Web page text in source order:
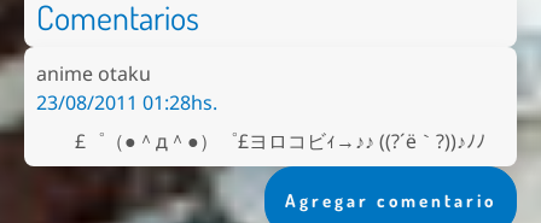
Comentarios
anime otaku
23/08/2011 01:28hs.
£゜（●＾д＾●）゜£ヨロコビｨ→♪♪ ((?´ё｀?))♪ﾉﾉ
Agregar comentario